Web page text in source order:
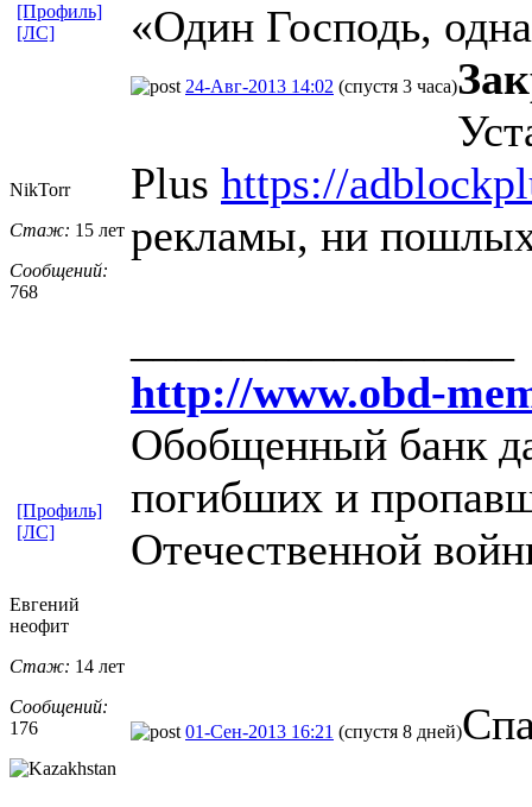
«Один Господь,
[Профиль]
[ЛС]
NikTorr
Стаж: 15 лет
Сообщений:
768
24-Авг-2013 14:02 (спустя 3 часа)
Plus https://
рекламы, ни
http://www.obd-
Обобщенный банк
погибших и
Отечественной
[Профиль]
[ЛС]
Евгений
неофит
Стаж: 14 лет
Сообщений:
176
01-Сен-2013 16:21 (спустя 8 дней)